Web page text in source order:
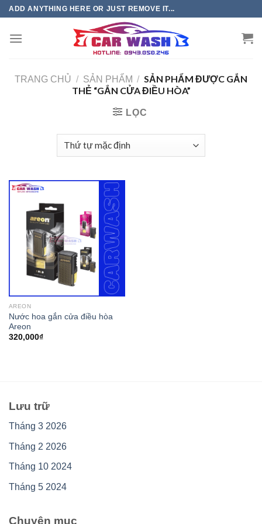
Chuyển
phần
ADD ANYTHING HERE OR JUST REMOVE IT...
TRANG CHỦ / SẢN PHẨM / SẢN PHẨM ĐƯỢC GẮN
THẺ “GẮN CỬA ĐIỀU HÒA”
LỌC
AREON
Nước hoa gắn cửa điều hòa
Areon
320,000₫
Lưu trữ
Tháng 3 2026
Tháng 2 2026
Tháng 10 2024
Tháng 5 2024
Chuyên mục